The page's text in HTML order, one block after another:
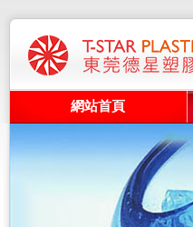
網站首頁